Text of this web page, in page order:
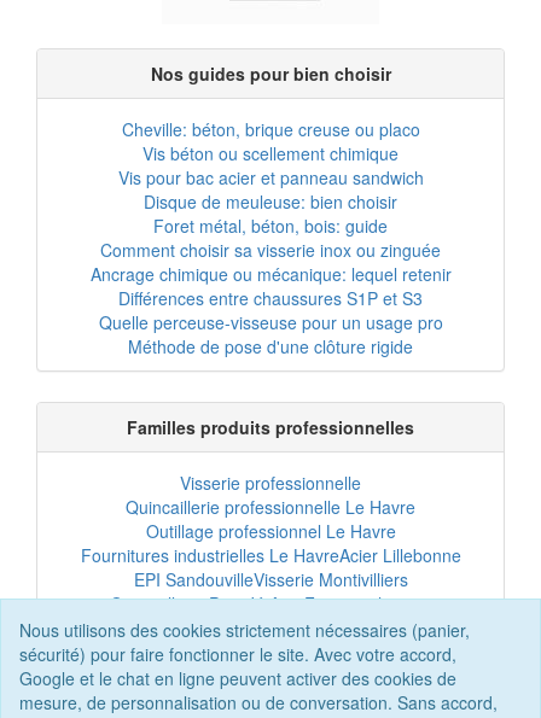
Nous utilisons des cookies strictement nécessaires (panier,
sécurité) pour faire fonctionner le site. Avec votre accord,
Google et le chat en ligne peuvent activer des cookies de
mesure, de personnalisation ou de conversation. Sans accord,
Nos guides pour bien choisir
Cheville: béton, brique creuse ou placo
Vis béton ou scellement chimique
Vis pour bac acier et panneau sandwich
Disque de meuleuse: bien choisir
Foret métal, béton, bois: guide
Comment choisir sa visserie inox ou zinguée
Ancrage chimique ou mécanique: lequel retenir
Différences entre chaussures S1P et S3
Quelle perceuse-visseuse pour un usage pro
Méthode de pose d'une clôture rigide
Familles produits professionnelles
Visserie professionnelle
Quincaillerie professionnelle Le Havre
Outillage professionnel Le Havre
Fournitures industrielles Le HavreAcier Lillebonne
EPI SandouvilleVisserie Montivilliers
Quincaillerie Port-JérômeFixation chantier
EPI professionnelOutillage maintenance
Acier professionnelTôles et bardage
Scellement chimiqueClôtures Le Havre